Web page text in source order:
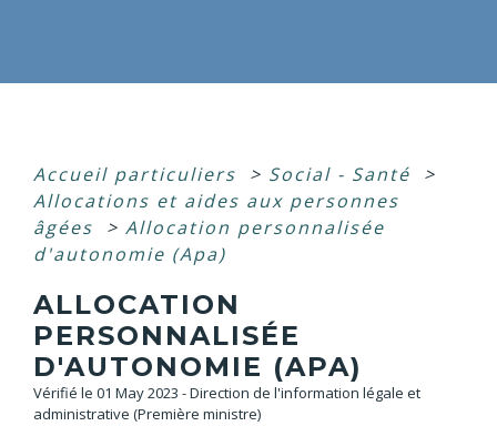
Accueil particuliers > Social - Santé
>
Allocations et aides aux personnes
âgées
> Allocation personnalisée
d'autonomie (Apa)
ALLOCATION
PERSONNALISÉE
D'AUTONOMIE (APA)
Vérifié le 01 May 2023 - Direction de l'information légale et
administrative (Première ministre)